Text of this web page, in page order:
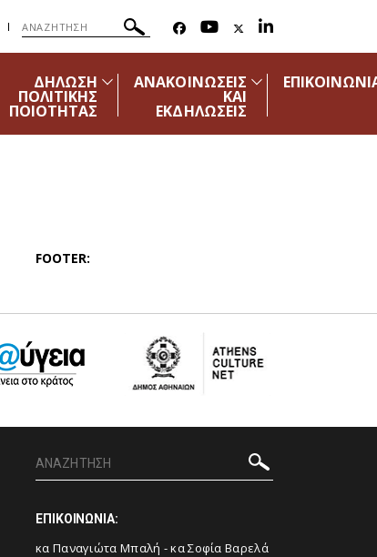
ΔΗΛΩΣΗ
ΠΟΛΙΤΙΚΗΣ
ΠΟΙΟΤΗΤΑΣ
ΑΝΑΚΟΙΝΩΣΕΙΣ
ΚΑΙ
ΕΚΔΗΛΩΣΕΙΣ
FOOTER:
ΕΠΙΚΟΙΝΩΝΙΑ:
κα Παναγιώτα Μπαλή - κα Σοφία Βαρελά